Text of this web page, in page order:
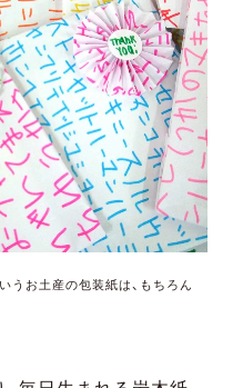
うお土産の包装紙は、もちろん